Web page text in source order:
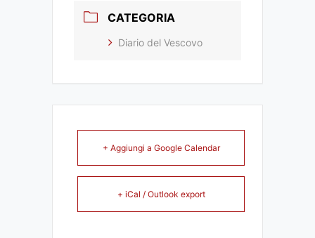
CATEGORIA
Diario del Vescovo
+ Aggiungi a Google Calendar
+ iCal / Outlook export